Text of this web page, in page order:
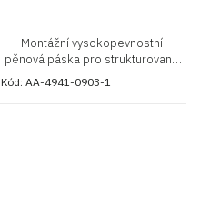
Montážní vysokopevnostní
pěnová páska pro strukturované
povrchy
Kód: AA-4941-0903-1